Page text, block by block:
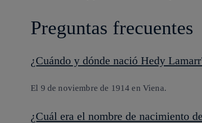
Preguntas frecuentes
¿Cuándo y dónde nació Hedy
El 9 de noviembre de 1914 en Viena.
¿Cuál era el nombre de nacimiento